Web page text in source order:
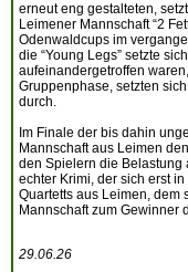
erneut eng gestalteten,
Leimener Mannschaft “2
Odenwaldcups im
die “Young Legs” setzte
aufeinandergetroffen
Gruppenphase, setzten
durch.
Im Finale der bis dahin
Mannschaft aus Leimen
den Spielern die Belastung
echter Krimi, der sich erst
Quartetts aus Leimen, dem
Mannschaft zum Gewinner
29.06.26